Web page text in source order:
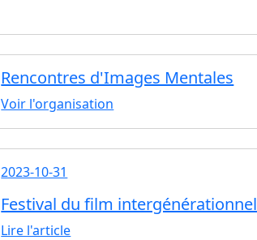
Rencontres d'Images Mentales
Voir l'organisation
2023-10-31
Festival du film intergénérationnel
Lire l'article